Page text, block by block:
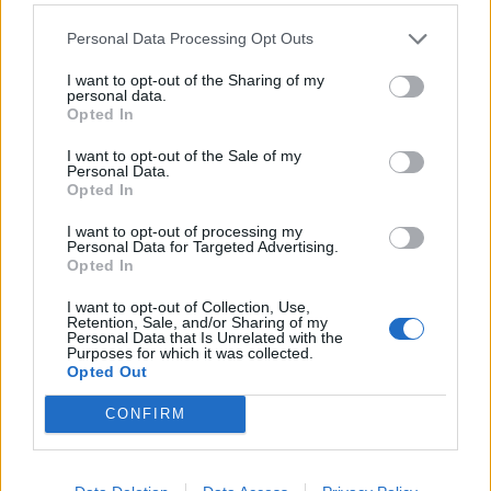
Personal Data Processing Opt Outs
I want to opt-out of the Sharing of my
personal data.
Opted In
I want to opt-out of the Sale of my
Personal Data.
Opted In
I want to opt-out of processing my
Personal Data for Targeted Advertising.
Opted In
I want to opt-out of Collection, Use,
Retention, Sale, and/or Sharing of my
Personal Data that Is Unrelated with the
Purposes for which it was collected.
Opted Out
CONFIRM
COMMENTS
Ört­baguetter
Idag bjuder vi på ett (relativt) snabbgjort recept på baguette
– gjord på jäst. Den tar bara ca 2 timmar att göra jämfört
med surdegsbaguetter som tar flera dagar. Även om vi